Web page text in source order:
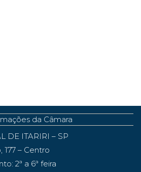
da Câmara
DE ITARIRI – SP
177 – Centro
2ª a 6ª feira